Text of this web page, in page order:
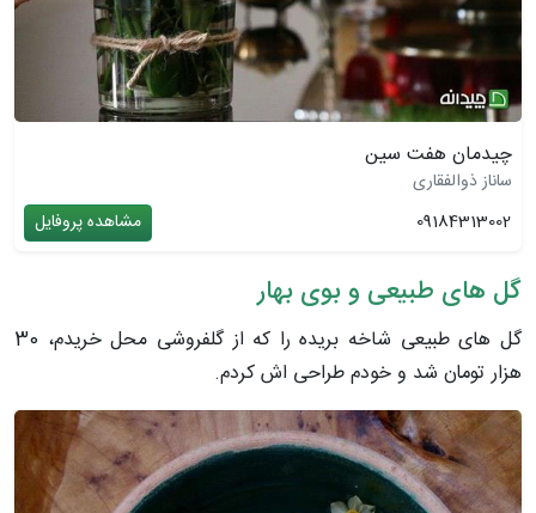
چیدمان هفت سین
ساناز ذوالفقاری
09184313002
مشاهده پروفایل
گل های طبیعی و بوی بهار
گل های طبیعی شاخه بریده را که از گلفروشی محل خریدم، 30
هزار تومان شد و خودم طراحی اش کردم.